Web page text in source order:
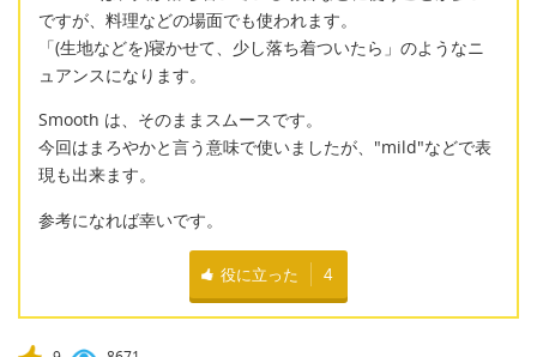
ですが、料理などの場面でも使われます。
「(生地などを)寝かせて、少し落ち着ついたら」のようなニ
ュアンスになります。
Smooth は、そのままスムースです。
今回はまろやかと言う意味で使いましたが、"mild"などで表
現も出来ます。
参考になれば幸いです。
役に立った 4